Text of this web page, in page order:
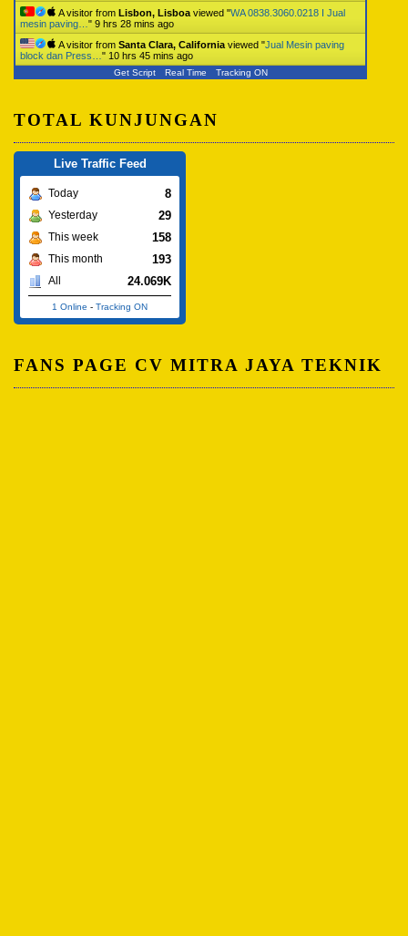
A visitor from Lisbon, Lisboa viewed "WA 0838.3060.0218 I Jual
mesin paving… " 9 hrs 28 mins ago
A visitor from Santa Clara, California viewed "Jual Mesin paving
block dan Press… " 10 hrs 45 mins ago
Get Script Real Time Tracking ON
TOTAL KUNJUNGAN
Live Traffic Feed
Today 8
Yesterday 29
This week 158
This month 193
All 24.069K
1 Online - Tracking ON
FANS PAGE CV MITRA JAYA TEKNIK